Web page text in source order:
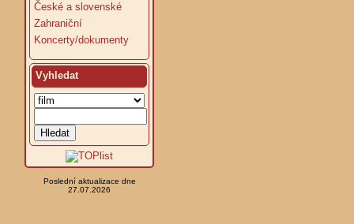
České a slovenské
Zahraniční
Koncerty/dokumenty
Vyhledat
Poslední aktualizace dne
27.07.2026